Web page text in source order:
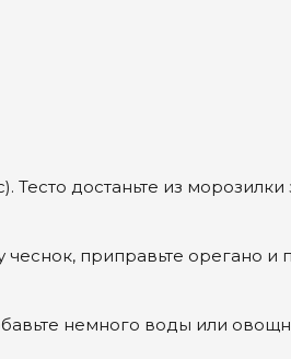
достаньте из морозилки
приправьте орегано и
немного воды или